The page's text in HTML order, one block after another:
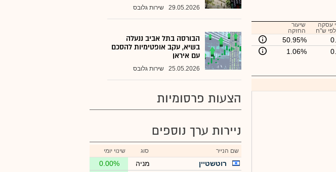
עסקה
ש"ח
שיעור
החזקה
50.95%
1.06%
29.05.2026 שירות גלובס
הבורסה בתל אביב ננעלה
בשיא, עקב אופטימיות להסכם
עם איראן
25.05.2026 שירות גלובס
הצעות פרסומיות
ניירות ערך נוספים
שם הנייר סוג שינוי יומי
רוטשטיין מניה 0.00%